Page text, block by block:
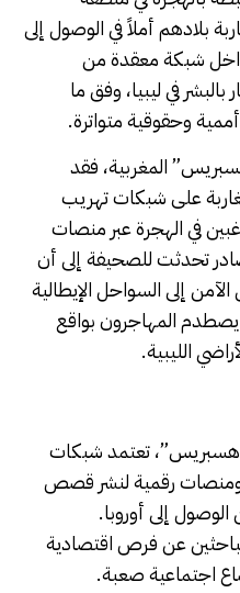
بلادهم أملاً في الوصول إلى
داخل شبكة معقدة من
بالبشر في ليبيا، وفق ما
وحقوقية متواترة.
المغربية، فقد
على شبكات تهريب
في الهجرة عبر منصات
تحدثت للصحيفة إلى أن
إلى السواحل الإيطالية
يصطدم المهاجرون بواقع
الليبية.
تعتمد شبكات
رقمية لنشر قصص
إلى أوروبا.
عن فرص اقتصادية
اجتماعية صعبة.